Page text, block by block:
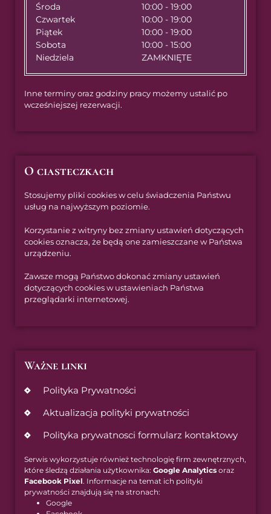
Środa
Czwartek
Piątek
Sobota
Niedziela
10:00 - 19:00
10:00 - 19:00
10:00 - 19:00
10:00 - 15:00
ZAMKNIĘTE
Inne terminy oraz godziny pracy możemy ustalić po
wcześniejszej rezerwacji.
O ciasteczkach
Stosujemy pliki cookies w celu świadczenia Państwu
usług na najwyższym poziomie.
Korzystanie z witryny bez zmiany ustawień dotyczących
cookies oznacza, że będą one zamieszczane w Państwa
urządzeniu.
Zawsze mogą Państwo dokonać zmiany ustawień
dotyczących cookies w ustawieniach Państwa
przeglądarki internetowej.
Ważne linki
Polityka Prywatności
Aktualizacja polityki prywatności
Polityka prywatnosci formularz kontaktowy
Serwis wykorzystuje również technologię firm zewnętrznych,
które śledzą działania użytkownika: Google Analytics oraz
Facebook Pixel. Informacje na temat ich polityki
prywatności znajdują się na stronach:
Google